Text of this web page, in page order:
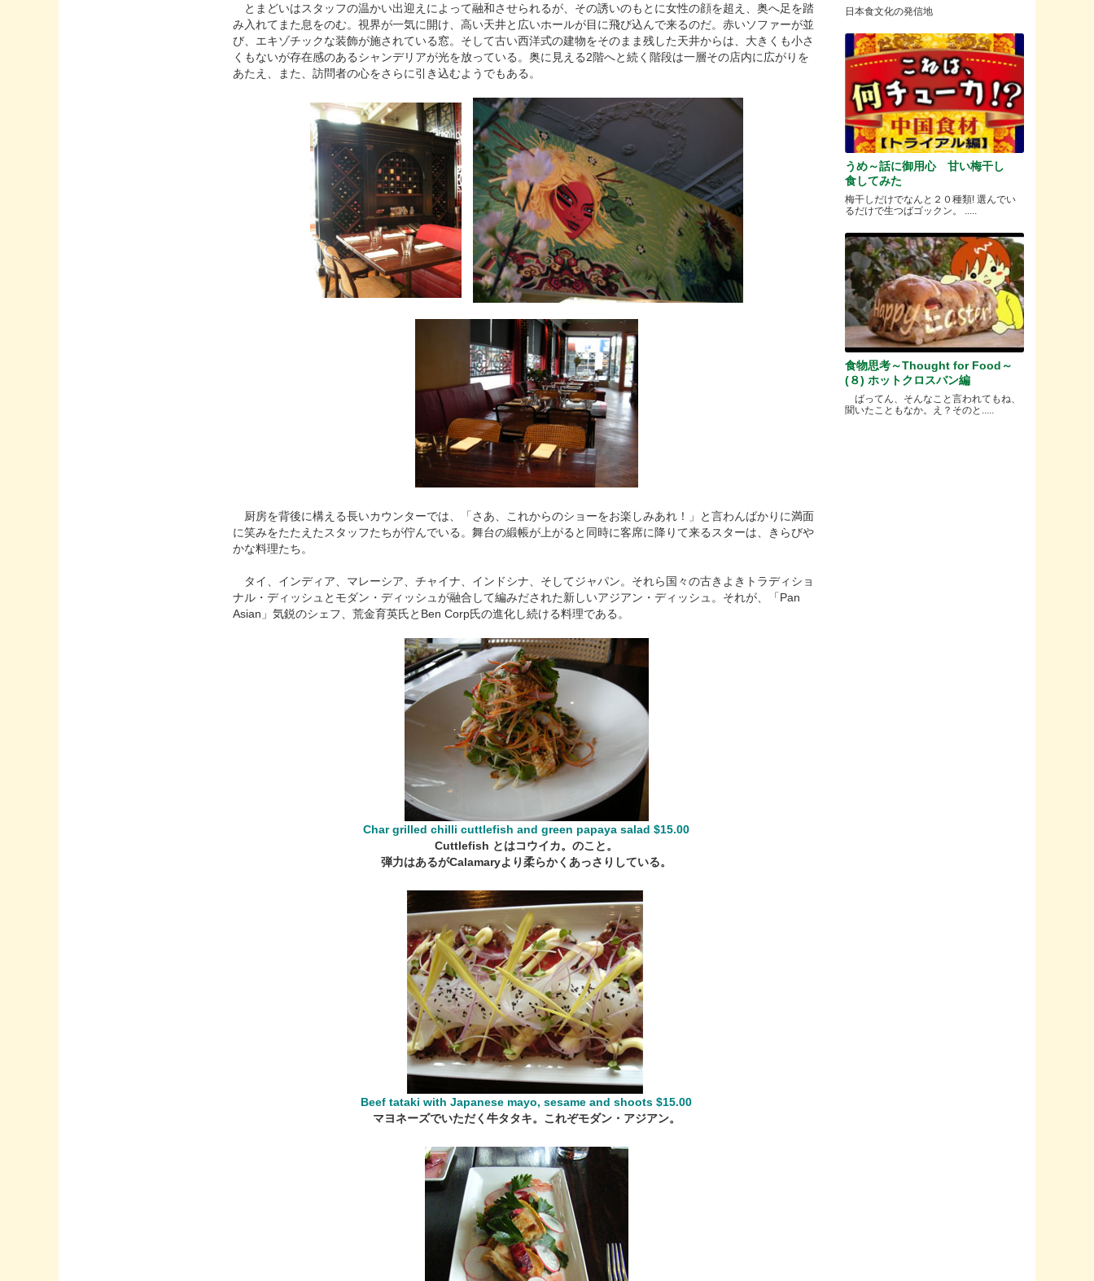
とまどいはスタッフの温かい出迎えによって融和させられるが、その誘いのもとに女性の顔を超え、奥へ足を踏
み入れてまた息をのむ。視界が一気に開け、高い天井と広いホールが目に飛び込んで来るのだ。赤いソファーが並
び、エキゾチックな装飾が施されている窓。そして古い西洋式の建物をそのまま残した天井からは、大きくも小さ
くもないが存在感のあるシャンデリアが光を放っている。奥に見える2階へと続く階段は一層その店内に広がりを
あたえ、また、訪問者の心をさらに引き込むようでもある。
厨房を背後に構える長いカウンターでは、「さあ、これからのショーをお楽しみあれ！」と言わんばかりに満面
に笑みをたたえたスタッフたちが佇んでいる。舞台の緞帳が上がると同時に客席に降りて来るスターは、きらびや
かな料理たち。
タイ、インディア、マレーシア、チャイナ、インドシナ、そしてジャパン。それら国々の古きよきトラディショ
ナル・ディッシュとモダン・ディッシュが融合して編みだされた新しいアジアン・ディッシュ。それが、「Pan
Asian」気鋭のシェフ、荒金育英氏とBen Corp氏の進化し続ける料理である。
Char grilled chilli cuttlefish and green papaya salad $15.00
Cuttlefish とはコウイカ。のこと。
弾力はあるがCalamaryより柔らかくあっさりしている。
Beef tataki with Japanese mayo, sesame and shoots $15.00
マヨネーズでいただく牛タタキ。これぞモダン・アジアン。
日本食文化の発信地
うめ～話に御用心 甘い梅干し
食してみた
梅干しだけでなんと２０種類! 選んでい
るだけで生つばゴックン。 .....
食物思考～Thought for Food～
(８) ホットクロスバン編
ばってん、そんなこと言われてもね、
聞いたこともなか。え？そのと.....